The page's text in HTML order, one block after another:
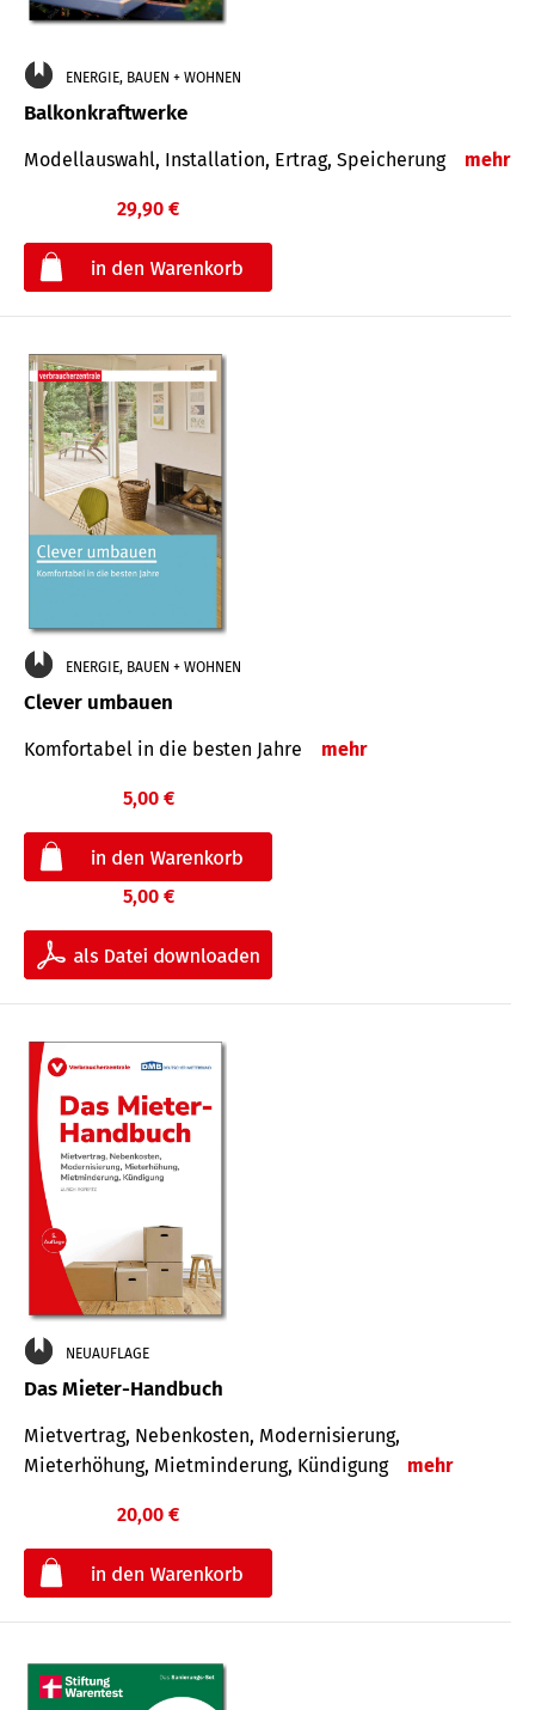
ENERGIE, BAUEN + WOHNEN
Balkonkraftwerke
Modellauswahl, Installation, Ertrag, Speicherung mehr
29,90 €
ENERGIE, BAUEN + WOHNEN
Clever umbauen
Komfortabel in die besten Jahre mehr
5,00 €
5,00 €
NEUAUFLAGE
Das Mieter-Handbuch
Mietvertrag, Nebenkosten, Modernisierung,
Mieterhöhung, Mietminderung, Kündigung
mehr
20,00 €